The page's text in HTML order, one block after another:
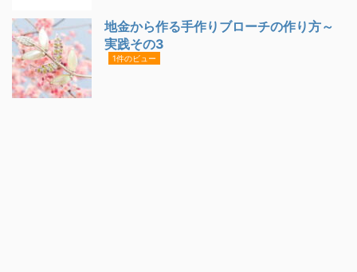
地金から作る手作りブローチの作り方～
実践その3
1件のビュー